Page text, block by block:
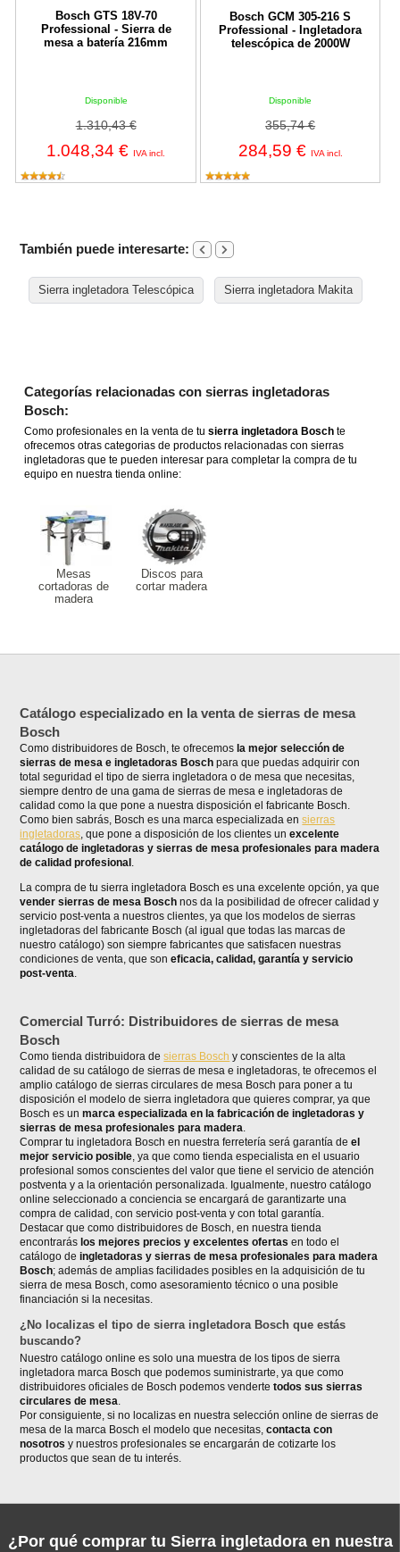
Bosch GTS 18V-70
Professional - Sierra de
mesa a batería 216mm
Disponible
1.310,43 €
1.048,34 € IVA incl.
Bosch GCM 305-216 S
Professional - Ingletadora
telescópica de 2000W
Disponible
355,74 €
284,59 € IVA incl.
También puede interesarte:
Sierra ingletadora Telescópica Sierra ingletadora Makita
Categorías relacionadas con sierras ingletadoras
Bosch:
Como profesionales en la venta de tusierra ingletadora Bosch te
ofrecemos otras categorias de productos relacionadas con sierras
ingletadoras que te pueden interesar para completar la compra de tu
equipo en nuestra tienda online:
Mesas
cortadoras de
madera
Discos para
cortar madera
Catálogo especializado en la venta de sierras de mesa
Bosch
Como distribuidores de Bosch, te ofrecemos la mejor selección de
sierras de mesa e ingletadoras Bosch para que puedas adquirir con
total seguridad el tipo de sierra ingletadora o de mesa que necesitas,
siempre dentro de una gama de sierras de mesa e ingletadoras de
calidad como la que pone a nuestra disposición el fabricante Bosch.
Como bien sabrás, Bosch es una marca especializada ensierras
ingletadoras, que pone a disposición de los clientes unexcelente
catálogo de ingletadoras y sierras de mesa profesionales para madera
de calidad profesional .
La compra de tu sierra ingletadora Bosch es una excelente opción, ya que
vender sierras de mesa Bosch nos da la posibilidad de ofrecer calidad y
servicio post-venta a nuestros clientes, ya que los modelos de sierras
ingletadoras del fabricante Bosch (al igual que todas las marcas de
nuestro catálogo) son siempre fabricantes que satisfacen nuestras
condiciones de venta, que soneficacia, calidad, garantía y servicio
post-venta.
Comercial Turró: Distribuidores de sierras de mesa
Bosch
Como tienda distribuidora desierras Bosch y conscientes de la alta
calidad de su catálogo de sierras de mesa e ingletadoras, te ofrecemos el
amplio catálogo de sierras circulares de mesa Bosch para poner a tu
disposición el modelo de sierra ingletadora que quieres comprar, ya que
Bosch es unmarca especializada en la fabricación de ingletadoras y
sierras de mesa profesionales para madera.
Comprar tu ingletadora Bosch en nuestra ferretería será garantía deel
mejor servicio posible, ya que como tienda especialista en el usuario
profesional somos conscientes del valor que tiene el servicio de atención
postventa y a la orientación personalizada. Igualmente, nuestro catálogo
online seleccionado a conciencia se encargará de garantizarte una
compra de calidad, con servicio post-venta y con total garantía.
Destacar que como distribuidores de Bosch, en nuestra tienda
encontrarás los mejores precios y excelentes ofertas en todo el
catálogo deingletadoras y sierras de mesa profesionales para madera
Bosch; además de amplias facilidades posibles en la adquisición de tu
sierra de mesa Bosch, como asesoramiento técnico o una posible
financiación si la necesitas.
¿No localizas el tipo de sierra ingletadora Bosch que estás
buscando?
Nuestro catálogo online es solo una muestra de los tipos de sierra
ingletadora marca Bosch que podemos suministrarte, ya que como
distribuidores oficiales de Bosch podemos vendertetodos sus sierras
circulares de mesa.
Por consiguiente, si no localizas en nuestra selección online de sierras de
mesa de la marca Bosch el modelo que necesitas,contacta con
nosotros y nuestros profesionales se encargarán de cotizarte los
productos que sean de tu interés.
¿Por qué comprar tu Sierra ingletadora en nuestra